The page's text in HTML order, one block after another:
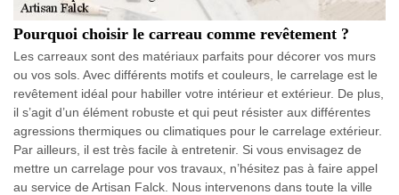
Pourquoi choisir le carreau comme revêtement ?
Les carreaux sont des matériaux parfaits pour décorer vos murs
ou vos sols. Avec différents motifs et couleurs, le carrelage est le
revêtement idéal pour habiller votre intérieur et extérieur. De plus,
il s’agit d’un élément robuste et qui peut résister aux différentes
agressions thermiques ou climatiques pour le carrelage extérieur.
Par ailleurs, il est très facile à entretenir. Si vous envisagez de
mettre un carrelage pour vos travaux, n’hésitez pas à faire appel
au service de Artisan Falck. Nous intervenons dans toute la ville